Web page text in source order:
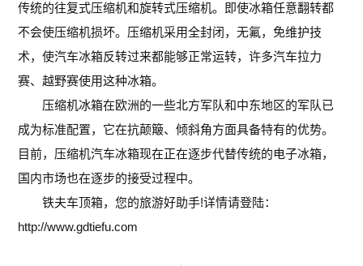
传统的往复式压缩机和旋转式压缩机。即使冰箱任意翻转都
不会使压缩机损坏。压缩机采用全封闭，无氟，免维护技
术，使汽车冰箱反转过来都能够正常运转，许多汽车拉力
赛、越野赛使用这种冰箱。
压缩机冰箱在欧洲的一些北方军队和中东地区的军队已
成为标准配置，它在抗颠簸、倾斜角方面具备特有的优势。
目前，压缩机汽车冰箱现在正在逐步代替传统的电子冰箱，
国内市场也在逐步的接受过程中。
铁夫车顶箱，您的旅游好助手!详情请登陆：
http://www.gdtiefu.com